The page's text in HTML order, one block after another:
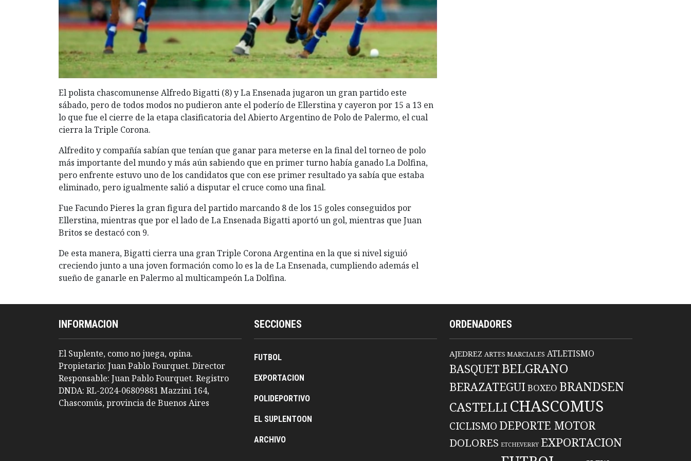
El polista chascomunense Alfredo Bigatti (8) y La Ensenada jugaron un gran partido este
sábado, pero de todos modos no pudieron ante el poderío de Ellerstina y cayeron por 15 a 13 en
lo que fue el cierre de la etapa clasificatoria del Abierto Argentino de Polo de Palermo, el cual
cierra la Triple Corona.
Alfredito y compañía sabían que tenían que ganar para meterse en la final del torneo de polo
más importante del mundo y más aún sabiendo que en primer turno había ganado La Dolfina,
pero enfrente estuvo uno de los candidatos que con ese primer resultado ya sabía que estaba
eliminado, pero igualmente salió a disputar el cruce como una final.
Fue Facundo Pieres la gran figura del partido marcando 8 de los 15 goles conseguidos por
Ellerstina, mientras que por el lado de La Ensenada Bigatti aportó un gol, mientras que Juan
Britos se destacó con 9.
De esta manera, Bigatti cierra una gran Triple Corona Argentina en la que si nivel siguió
creciendo junto a una joven formación como lo es la de La Ensenada, cumpliendo además el
sueño de ganarle en Palermo al multicampeón La Dolfina.
INFORMACION
El Suplente, como no juega, opina.
Propietario: Juan Pablo Fourquet. Director
Responsable: Juan Pablo Fourquet. Registro
DNDA: RL-2024-06809881 Mazzini 164,
Chascomús, provincia de Buenos Aires
SECCIONES
FUTBOL
EXPORTACION
POLIDEPORTIVO
EL SUPLENTOON
ARCHIVO
ORDENADORES
AJEDREZ ARTES MARCIALES ATLETISMO
BASQUET BELGRANO
BERAZATEGUIBOXEO BRANDSEN
CASTELLI CHASCOMUS
CICLISMO DEPORTE MOTOR
DOLORES ETCHEVERRY EXPORTACION